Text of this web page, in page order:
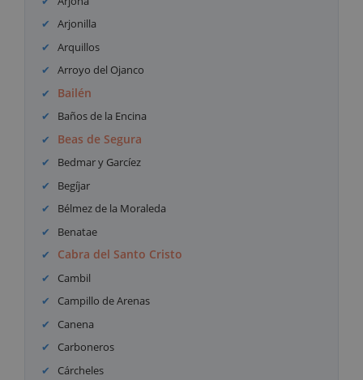
Arjonilla
Arquillos
Arroyo del Ojanco
Bailén
Baños de la Encina
Beas de Segura
Bedmar y Garcíez
Begíjar
Bélmez de la Moraleda
Benatae
Cabra del Santo Cristo
Cambil
Campillo de Arenas
Canena
Carboneros
Cárcheles